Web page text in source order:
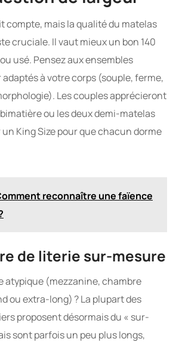
compte, mais la qualité du matelas
cruciale. Il vaut mieux un bon 140
usé. Pensez aux ensembles
à votre corps (souple, ferme,
Les couples apprécieront
ou les deux demi-matelas
King Size pour que chacun dorme
reconnaître une faïence
de literie sur-mesure
atypique (mezzanine, chambre
ou extra-long) ? La plupart des
proposent désormais du « sur-
sont parfois un peu plus longs,